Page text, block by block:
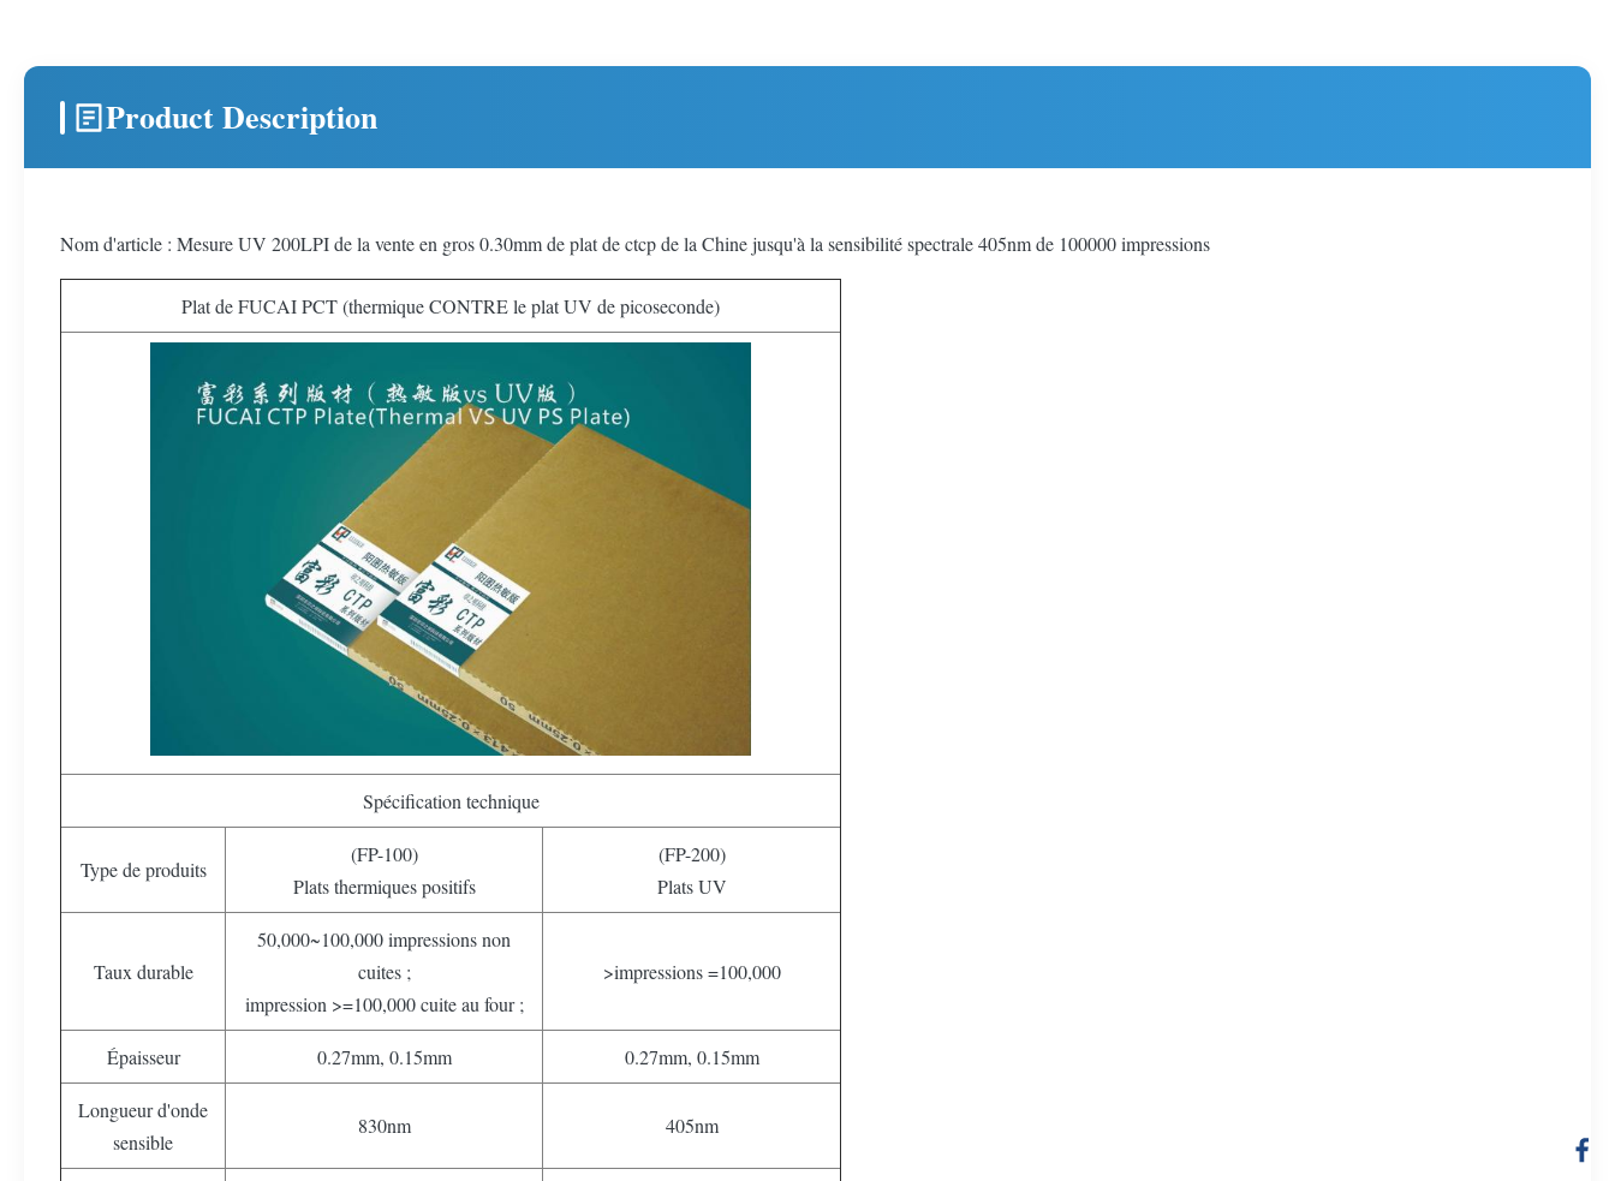
Product Description
Nom d'article : Mesure UV 200LPI de la vente en gros 0.30mm de plat de ctcp de la Chine jusqu'à la sensibilité spectrale 405nm de 100000 impressions
Plat de FUCAI PCT (thermique CONTRE le plat UV de picoseconde)
Spécification technique
Type de produits
(FP-100)
Plats thermiques positifs
(FP-200)
Plats UV
Taux durable
50,000~100,000 impressions non
cuites ;
impression >=100,000 cuite au four ;
>impressions =100,000
Épaisseur 0.27mm, 0.15mm 0.27mm, 0.15mm
Longueur d'onde
sensible
830nm 405nm